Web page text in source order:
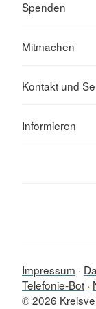
Spenden
Mitmachen
Kontakt und
Informieren
Impressum
Telefonie-Bot
© 2026